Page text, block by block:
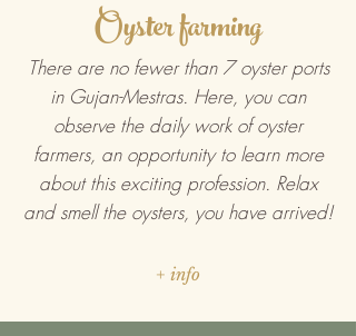
Oyster farming
There are no fewer than 7 oyster ports
in Gujan-Mestras. Here, you can
observe the daily work of oyster
farmers, an opportunity to learn more
about this exciting profession. Relax
and smell the oysters, you have arrived!
+ info